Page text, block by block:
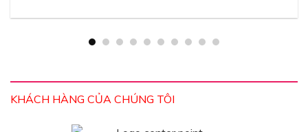
KHÁCH HÀNG CỦA CHÚNG TÔI